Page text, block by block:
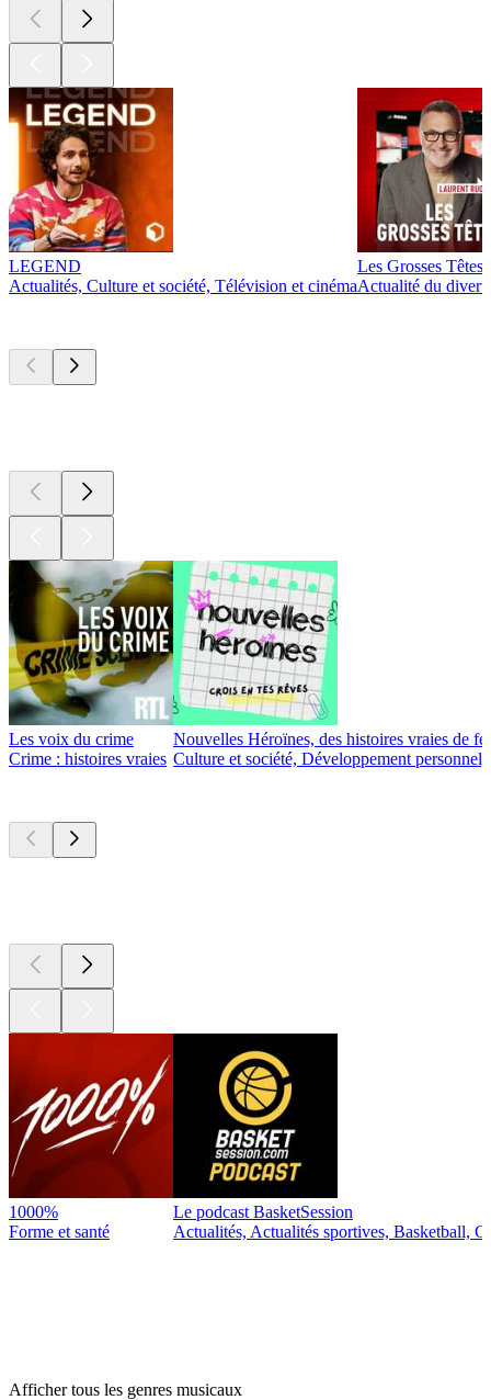
LEGEND
Actualités, Culture et société, Télévision et cinéma
Les Grosses Têtes
Actualité du
Les voix du crime
Crime : histoires vraies
Nouvelles Héroïnes, des histoires vraies de
Culture et société, Développement
1000%
Forme et santé
Le podcast BasketSession
Actualités, Actualités sportives, Basketball,
Afficher tous les genres musicaux